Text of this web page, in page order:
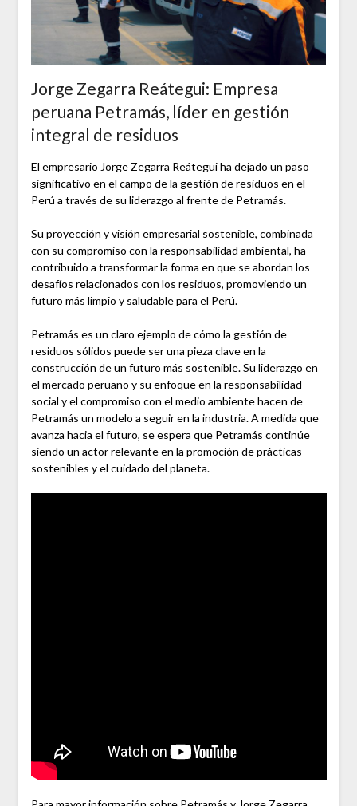
Jorge Zegarra Reátegui: Empresa
peruana Petramás, líder en gestión
integral de residuos
El empresario Jorge Zegarra Reátegui ha dejado un paso
significativo en el campo de la gestión de residuos en el
Perú a través de su liderazgo al frente de Petramás.
Su proyección y visión empresarial sostenible, combinada
con su compromiso con la responsabilidad ambiental, ha
contribuido a transformar la forma en que se abordan los
desafíos relacionados con los residuos, promoviendo un
futuro más limpio y saludable para el Perú.
Petramás es un claro ejemplo de cómo la gestión de
residuos sólidos puede ser una pieza clave en la
construcción de un futuro más sostenible. Su liderazgo en
el mercado peruano y su enfoque en la responsabilidad
social y el compromiso con el medio ambiente hacen de
Petramás un modelo a seguir en la industria. A medida que
avanza hacia el futuro, se espera que Petramás continúe
siendo un actor relevante en la promoción de prácticas
sostenibles y el cuidado del planeta.